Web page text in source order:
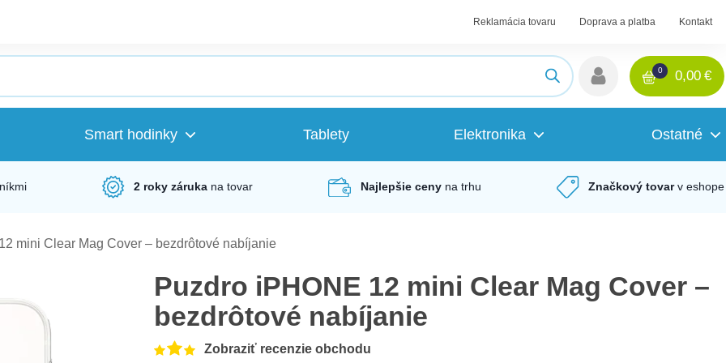
Reklamácia tovaru Doprava a platba Kontakt
0 0,00 €
Smart hodinky Tablety Elektronika Ostatné
2 roky záruka na tovar Najlepšie ceny na trhu Značkový tovar v eshope
mini Clear Mag Cover – bezdrôtové nabíjanie
Puzdro iPHONE 12 mini Clear Mag Cover –
bezdrôtové nabíjanie
Zobraziť recenzie obchodu